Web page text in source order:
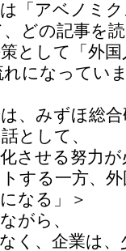
「アベノミ
どの記事を
として「外
になってい
、みずほ総
として、
させる努力
する一方、
なる」＞
がら、
く、企業は